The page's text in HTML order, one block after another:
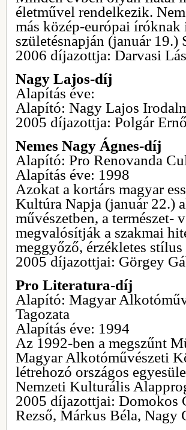
életművel rendelkezik.
más közép-európai íróknak
születésnapján (január 19.)
2006 díjazottja: Darvasi
Nagy Lajos-díj
Alapítás éve:
Alapító: Nagy Lajos
2005 díjazottja: Polgár Ernő
Nemes Nagy Ágnes-díj
Alapító: Pro Renovanda
Alapítás éve: 1998
Azokat a kortárs magyar
Kultúra Napja (január 22.)
művészetben, a természet-
megvalósítják a szakmai
meggyőző, érzékletes
2005 díjazottjai: Görgey
Pro Literatura-díj
Alapító: Magyar
Tagozata
Alapítás éve: 1994
Az 1992-ben a megszűnt
Magyar Alkotóművészeti
létrehozó országos
Nemzeti Kulturális
2005 díjazottjai: Domokos
Rezső, Márkus Béla, Nagy